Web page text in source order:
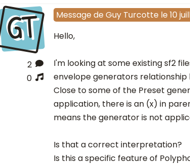
GT
2
0
Message de Guy Turcotte le 10
Hello,
I'm looking at some existing sf2
envelope generators
Close to some of the Preset
application, there is an (x) in
means the generator is not
Is that a correct interpretation?
Is this a specific feature of